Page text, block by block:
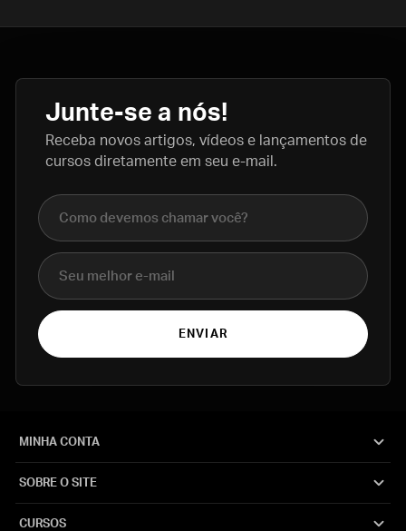
Junte-se a nós!
Receba novos artigos, vídeos e lançamentos de
cursos diretamente em seu e-mail.
Nome completo
E-mail
ENVIAR
MINHA CONTA
SOBRE O SITE
CURSOS